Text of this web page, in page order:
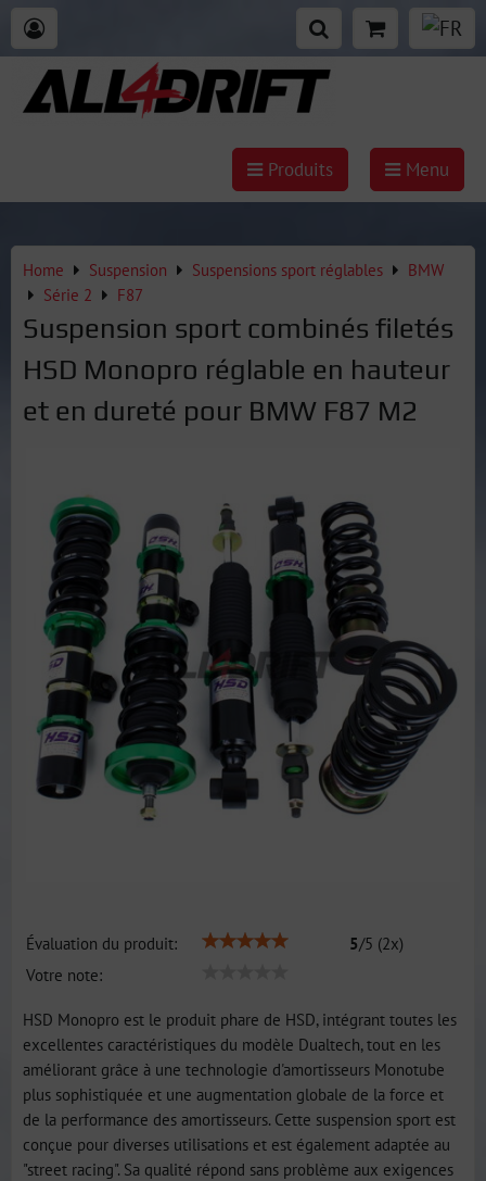
Produits Menu
Home Suspension Suspensions sport réglables
BMW
Série 2
F87
Suspension sport combinés filetés
HSD Monopro réglable en hauteur
et en dureté pour BMW F87 M2
Évaluation du produit: 5/5 (2x)
Votre note:
HSD Monopro est le produit phare de HSD, intégrant toutes les
excellentes caractéristiques du modèle Dualtech, tout en les
améliorant grâce à une technologie d'amortisseurs Monotube
plus sophistiquée et une augmentation globale de la force et
de la performance des amortisseurs. Cette suspension sport est
conçue pour diverses utilisations et est également adaptée au
"street racing". Sa qualité répond sans problème aux exigences